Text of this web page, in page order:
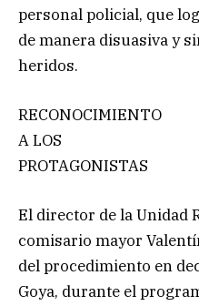
personal policial, que
de manera disuasiva y
heridos.
RECONOCIMIENTO
A LOS
PROTAGONISTAS
El director de la Unidad
comisario mayor
del procedimiento en
Goya, durante el